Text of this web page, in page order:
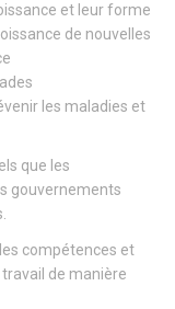
et leur forme
de nouvelles
les maladies et
que les
gouvernements
compétences et
de manière